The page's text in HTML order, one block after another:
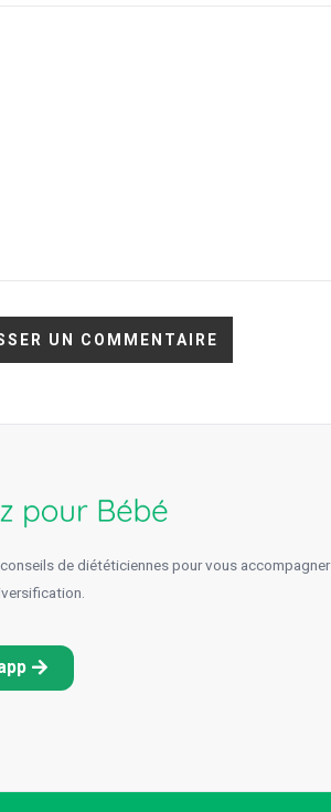
de diététiciennes pour vous accompagner